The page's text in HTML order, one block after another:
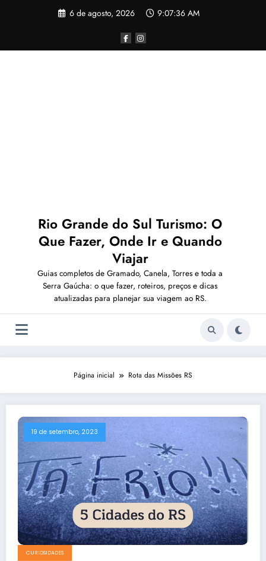
6 de agosto, 2026 9:07:36 AM
Rio Grande do Sul Turismo: O
Que Fazer, Onde Ir e Quando
Viajar
Guias completos de Gramado, Canela, Torres e toda a
Serra Gaúcha: o que fazer, roteiros, preços e dicas
atualizadas para planejar sua viagem ao RS.
Página inicial Rota das Missões RS
19 de setembro, 2023
CURIOSIDADES